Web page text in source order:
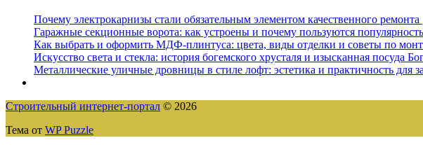
Почему электрокарнизы стали обязательным элементом качественного ремонта
Гаражные секционные ворота: как устроены и почему пользуются
Как выбрать и оформить МДФ-плинтуса: цвета, виды отделки и советы по
Искусство света и стекла: история богемского хрусталя и изысканная посуда
Металлические уличные дровницы в стиле лофт: эстетика и практичность для
Строительный интернет-портал © 2026
Тема от WP Puzzle